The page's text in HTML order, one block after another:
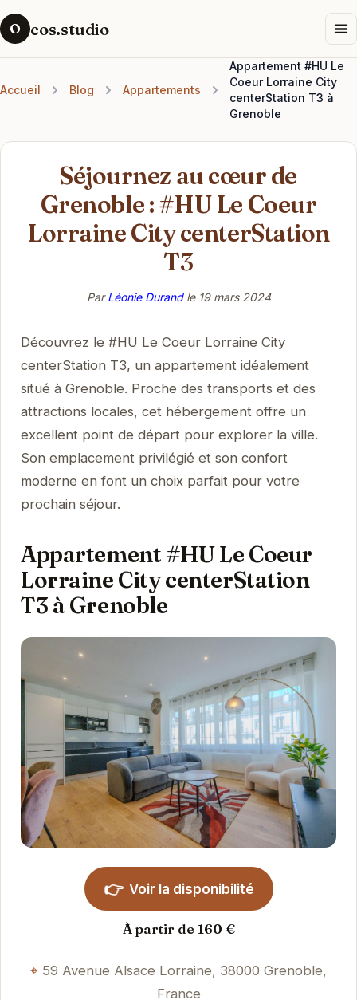
O cos.studio
Accueil Blog Appartements
Appartement #HU Le
Coeur Lorraine City
centerStation T3 à
Grenoble
Séjournez au cœur de
Grenoble : #HU Le Coeur
Lorraine City centerStation
T3
ParLéonie Durandle 19 mars 2024
Découvrez le #HU Le Coeur Lorraine City
centerStation T3, un appartement idéalement
situé à Grenoble. Proche des transports et des
attractions locales, cet hébergement offre un
excellent point de départ pour explorer la ville.
Son emplacement privilégié et son confort
moderne en font un choix parfait pour votre
prochain séjour.
Appartement #HU Le Coeur
Lorraine City centerStation
T3 à Grenoble
👉 Voir la disponibilité
À partir de 160 €
59 Avenue Alsace Lorraine, 38000 Grenoble,
France